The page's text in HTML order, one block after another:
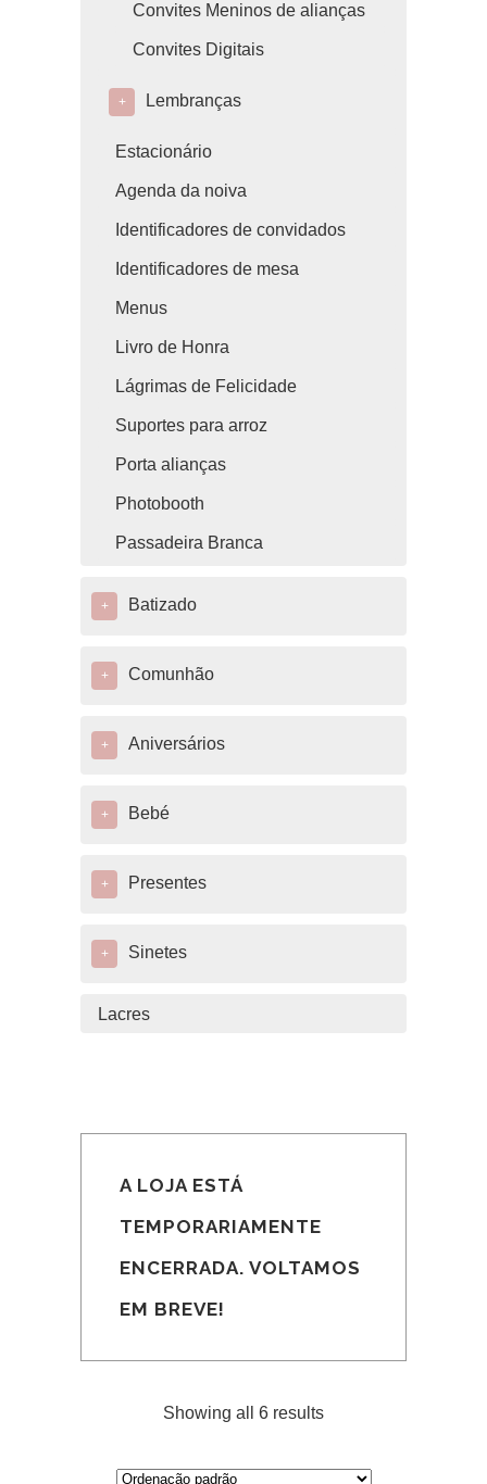
Convites Meninos de alianças
Convites Digitais
+ Lembranças
Estacionário
Agenda da noiva
Identificadores de convidados
Identificadores de mesa
Menus
Livro de Honra
Lágrimas de Felicidade
Suportes para arroz
Porta alianças
Photobooth
Passadeira Branca
+ Batizado
+ Comunhão
+ Aniversários
+ Bebé
+ Presentes
+ Sinetes
Lacres
A LOJA ESTÁ
TEMPORARIAMENTE
ENCERRADA. VOLTAMOS
EM BREVE!
Showing all 6 results